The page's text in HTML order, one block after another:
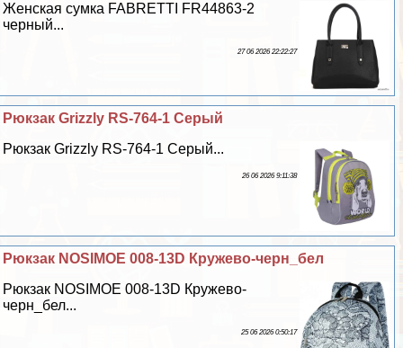
Женская сумка FABRETTI FR44863-2
черный...
27 06 2026 22:22:27
Рюкзак Grizzly RS-764-1 Серый
Рюкзак Grizzly RS-764-1 Серый...
26 06 2026 9:11:38
Рюкзак NOSIMOE 008-13D Кружево-черн_бел
Рюкзак NOSIMOE 008-13D Кружево-
черн_бел...
25 06 2026 0:50:17